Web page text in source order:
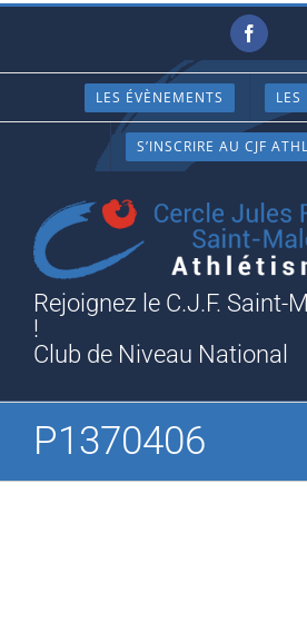
Passer
contenu
Facebook
LES ÉVÈNEMENTS LES
S’INSCRIRE AU CJF
Rejoignez le C.J.F. Saint-
!
Club de Niveau National
P1370406